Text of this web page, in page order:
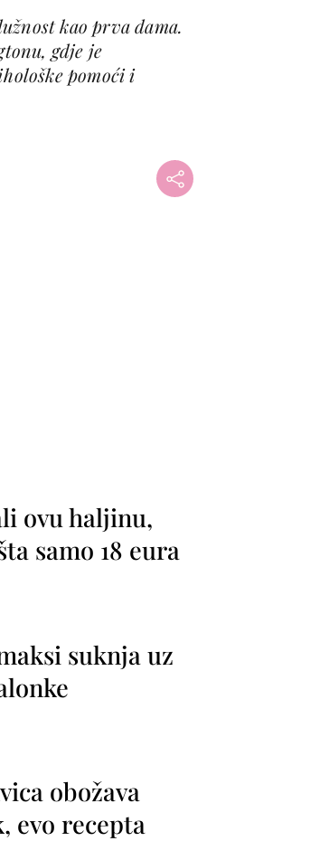
kao prva dama.
gdje je
pomoći i
ovu haljinu,
samo 18 eura
suknja uz
obožava
evo recepta